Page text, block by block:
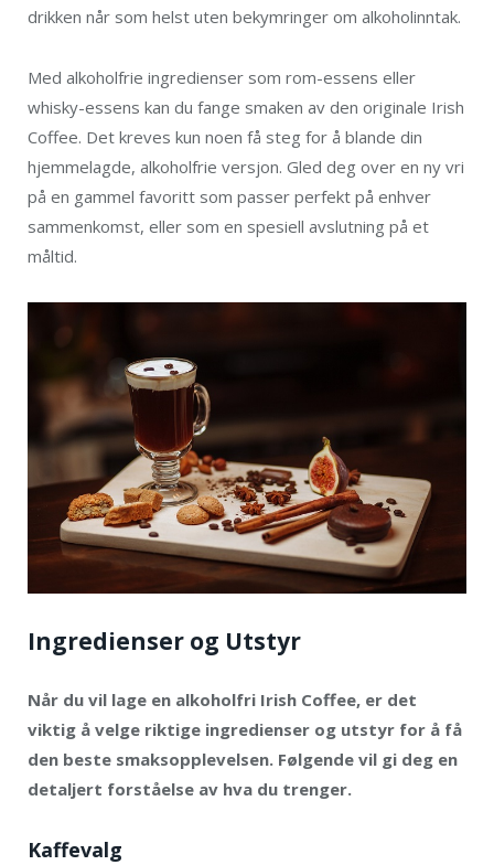
drikken når som helst uten bekymringer om alkoholinntak.
Med alkoholfrie ingredienser som rom-essens eller
whisky-essens kan du fange smaken av den originale Irish
Coffee. Det kreves kun noen få steg for å blande din
hjemmelagde, alkoholfrie versjon. Gled deg over en ny vri
på en gammel favoritt som passer perfekt på enhver
sammenkomst, eller som en spesiell avslutning på et
måltid.
Ingredienser og Utstyr
Når du vil lage en alkoholfri Irish Coffee, er det
viktig å velge riktige ingredienser og utstyr for å få
den beste smaksopplevelsen. Følgende vil gi deg en
detaljert forståelse av hva du trenger.
Kaffevalg